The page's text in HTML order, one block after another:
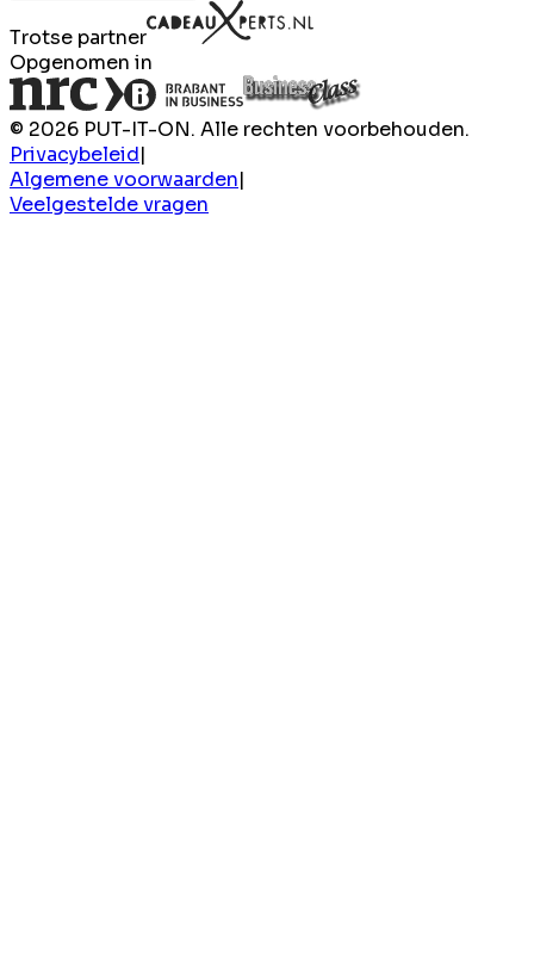
Trotse partner
Opgenomen in
© 2026 PUT-IT-ON. Alle rechten voorbehouden.
Privacybeleid|
Algemene voorwaarden|
Veelgestelde vragen